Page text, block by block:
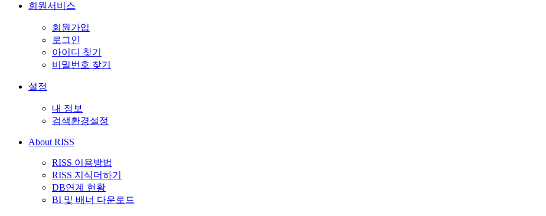
회원서비스
회원가입
로그인
아이디 찾기
비밀번호 찾기
설정
내 정보
검색환경설정
About RISS
RISS 이용방법
RISS 지식더하기
DB연계 현황
BI 및 배너 다운로드